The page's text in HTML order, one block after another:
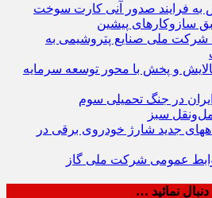
سازوکارهای پیشین
شرکت ملی صنایع پتروشیمی به
و پخش با محور توسعه سرمایه
در جنگ تحمیلی سوم
سبز
جدید شارژ خودروی برقی در
عمومی شرکت ملی گاز
دنبال نمائید …